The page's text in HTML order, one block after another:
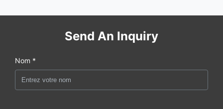
Send An Inquiry
Nom *